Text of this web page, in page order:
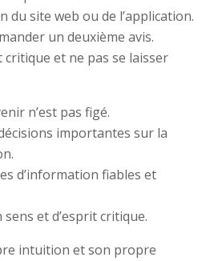
du site web ou de l’application.
un deuxième avis.
et ne pas se laisser
n’est pas figé.
importantes sur la
d’information fiables et
et d’esprit critique.
intuition et son propre